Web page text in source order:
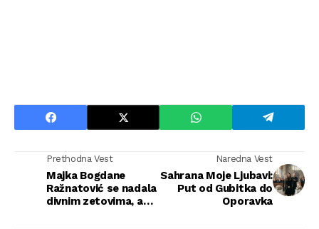
Prethodna Vest
Majka Bogdane
Ražnatović se nadala
divnim zetovima, a
Naredna Vest
Sahrana Moje Ljubavi:
Put od Gubitka do
Oporavka